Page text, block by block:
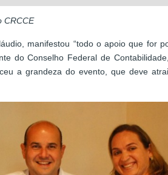
CRCCE
manifestou “todo o apoio que for
do Conselho Federal de
a grandeza do evento, que deve